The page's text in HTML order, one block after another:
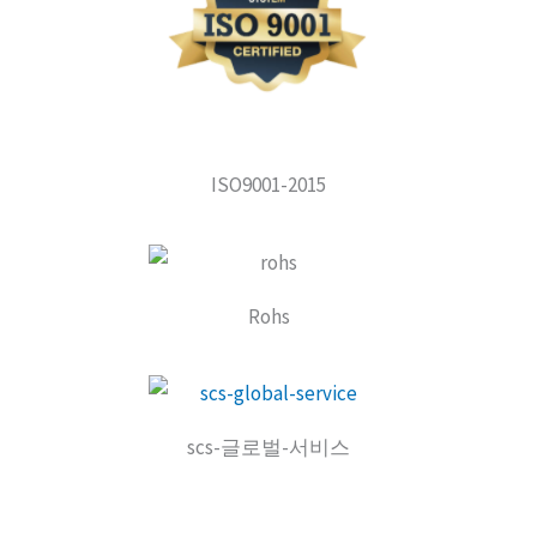
ISO9001-2015
Rohs
scs-글로벌-서비스